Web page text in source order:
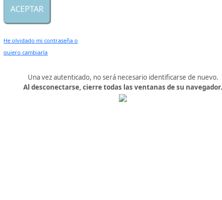
He olvidado mi contraseña o
quiero cambiarla
Una vez autenticado, no será necesario identificarse de nuevo.
Al desconectarse, cierre todas las ventanas de su